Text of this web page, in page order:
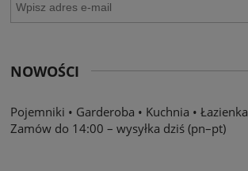
NOWOŚCI
Pojemniki • Garderoba • Kuchnia • Łazienka
Zamów do 14:00 – wysyłka dziś (pn–pt)